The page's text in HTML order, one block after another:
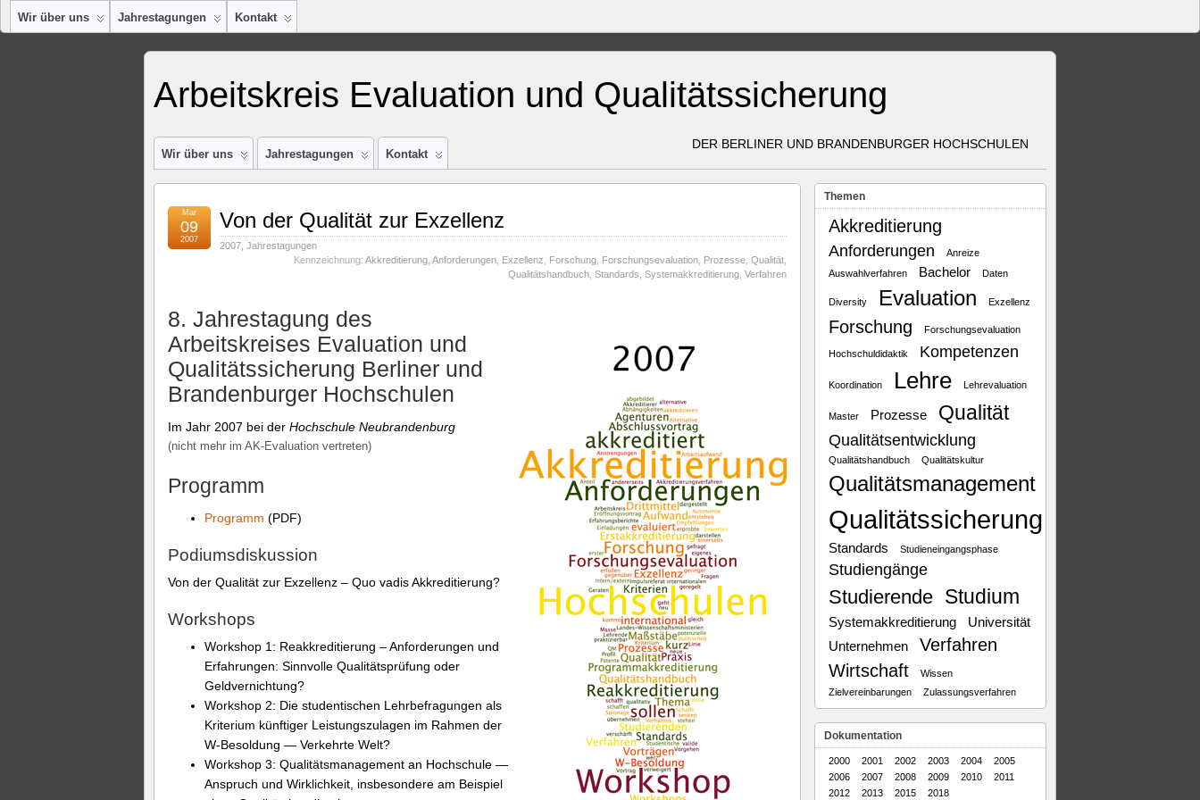
Wir über uns Jahrestagungen Kontakt
Arbeitskreis Evaluation und Qualitätssicherung
DER BERLINER UND BRANDENBURGER HOCHSCHULEN
Wir über uns Jahrestagungen Kontakt
Von der Qualität zur Exzellenz
2007 Jahrestagungen
Kennzeichnung: Akkreditierung Anforderungen Exzellenz Forschung Forschungsevaluation Prozesse Qualität
Qualitätshandbuch Standards Systemakkreditierung Verfahren
Mar
09
2007
8. Jahrestagung des
Arbeitskreises Evaluation und
Qualitätssicherung Berliner und
Brandenburger Hochschulen
Im Jahr 2007 bei der Hochschule Neubrandenburg
(nicht mehr im AK-Evaluation vertreten)
Programm
Programm (PDF)
Podiumsdiskussion
Von der Qualität zur Exzellenz – Quo vadis Akkreditierung?
Workshops
Workshop 1: Reakkreditierung – Anforderungen und
Erfahrungen: Sinnvolle Qualitätsprüfung oder
Geldvernichtung?
Workshop 2: Die studentischen Lehrbefragungen als
Kriterium künftiger Leistungszulagen im Rahmen der
W-Besoldung — Verkehrte Welt?
Workshop 3: Qualitätsmanagement an Hochschule —
Anspruch und Wirklichkeit, insbesondere am Beispiel
Themen
Akkreditierung
Anforderungen
Anreize
Auswahlverfahren
Bachelor Daten
Diversity Evaluation Exzellenz
Forschung Forschungsevaluation
Hochschuldidaktik Kompetenzen
Koordination Lehre Lehrevaluation
Master Prozesse Qualität
Qualitätsentwicklung
Qualitätshandbuch Qualitätskultur
Qualitätsmanagement
Qualitätssicherung
Standards Studieneingangsphase
Studiengänge
Studierende Studium
Systemakkreditierung
Universität
Unternehmen
Verfahren
Wirtschaft
Wissen
Zielvereinbarungen
Zulassungsverfahren
Dokumentation
2000 2001 2002 2003 2004
2005
2006
2007 2008 2009 2010
2011
2012
2013 2015 2018